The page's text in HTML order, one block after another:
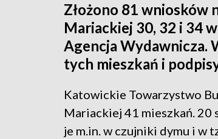
Złożono 81 wniosków
Mariackiej 30, 32 i 34
Agencja Wydawnicza.
tych mieszkań i
Katowickie Towarzystwo
Mariackiej 41 mieszkań. 20
je m.in. w czujniki dymu i w